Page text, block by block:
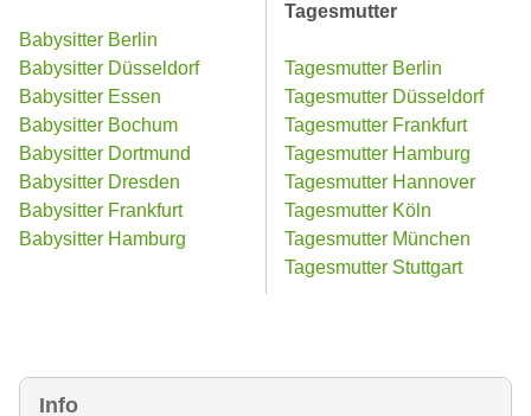
Info
Babysitter Berlin
Babysitter Düsseldorf
Babysitter Essen
Babysitter Bochum
Babysitter Dortmund
Babysitter Dresden
Babysitter Frankfurt
Babysitter Hamburg
Tagesmutter
Tagesmutter Berlin
Tagesmutter Düsseldorf
Tagesmutter Frankfurt
Tagesmutter Hamburg
Tagesmutter Hannover
Tagesmutter Köln
Tagesmutter München
Tagesmutter Stuttgart